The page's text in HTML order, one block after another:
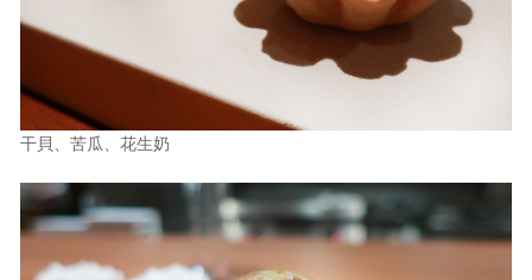
干貝、苦瓜、花生奶